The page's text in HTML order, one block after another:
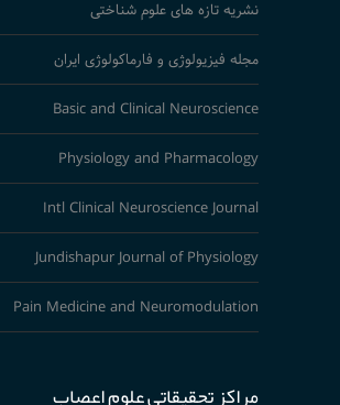
نشریه تازه های علوم شناختی
مجله فیزیولوژی و فارماکولوژی ایران
Basic and Clinical Neuroscience
Physiology and Pharmacology
Intl Clinical Neuroscience Journal
Jundishapur Journal of Physiology
Pain Medicine and Neuromodulation
مراکز تحقیقاتی علوم اعصاب